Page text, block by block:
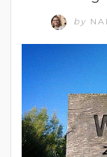
by